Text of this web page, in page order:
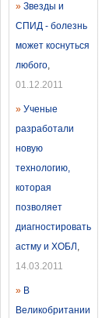
» Звезды и
СПИД - болезнь
может коснуться
любого,
01.12.2011
» Ученые
разработали
новую
технологию,
которая
позволяет
диагностировать
астму и ХОБЛ ,
14.03.2011
» В
Великобритании